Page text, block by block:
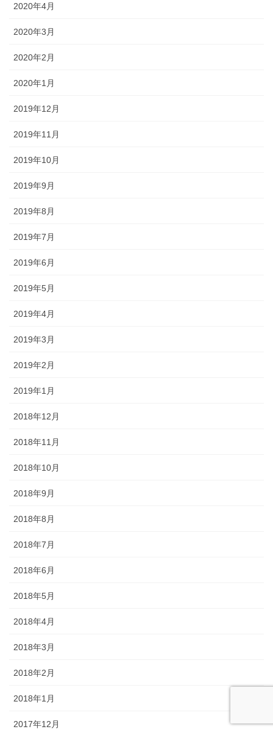
2020年4月
2020年3月
2020年2月
2020年1月
2019年12月
2019年11月
2019年10月
2019年9月
2019年8月
2019年7月
2019年6月
2019年5月
2019年4月
2019年3月
2019年2月
2019年1月
2018年12月
2018年11月
2018年10月
2018年9月
2018年8月
2018年7月
2018年6月
2018年5月
2018年4月
2018年3月
2018年2月
2018年1月
2017年12月